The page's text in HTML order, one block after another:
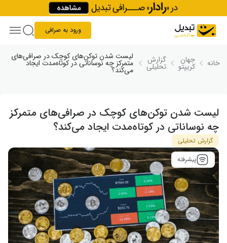
Skip to content
ورود به صرافی
خانه جهان
کریپتو
گزارش
تحلیلی
لیست شدن توکن‌های کوچک در صرافی‌های
متمرکز چه نوساناتی در کوتاه‌مدت ایجاد
می‌کند؟
لیست شدن توکن‌های کوچک در صرافی‌های متمرکز
چه نوساناتی در کوتاه‌مدت ایجاد می‌کند؟
گزارش تحلیلی
پیشرفته